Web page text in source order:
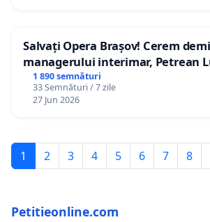
Salvați Opera Brașov! Cerem
managerului interimar, Petrean
1 890 semnături
33 Semnături / 7 zile
27 Jun 2026
1 2 3 4 5 6 7 8
Petitieonline.com